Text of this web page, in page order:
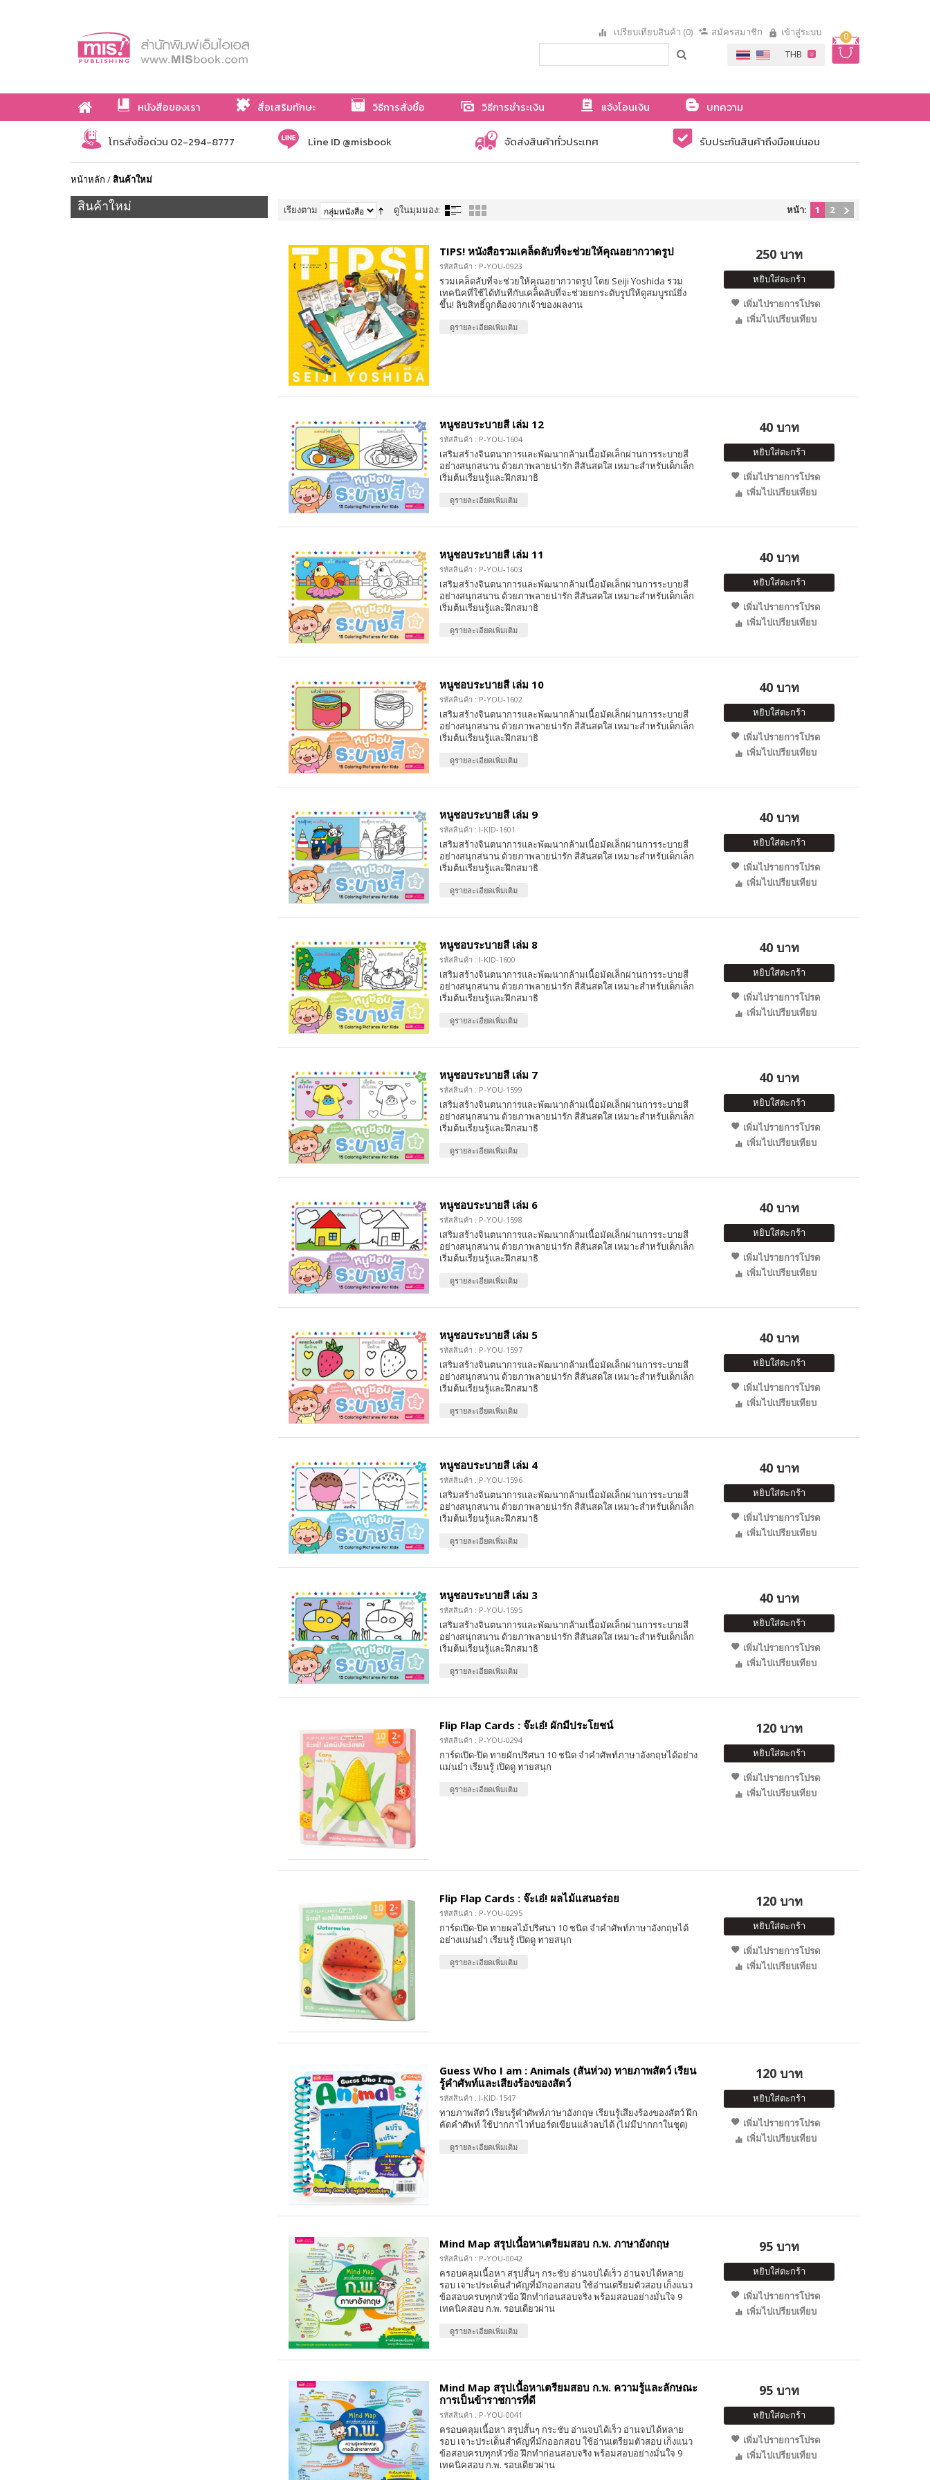
0
เปรียบเทียบสินค้า (0) สมัครสมาชิก เข้าสู่ระบบ
หนังสือของเรา สื่อเสริมทักษะ วิธีการสั่งซื้อ วิธีการชำระเงิน แจ้งโอนเงิน
บทความ
เกี่ยวกับเรา
โทรสั่งซื้อด่วน 02-294-8777 Line ID @misbook จัดส่งสินค้าทั่วประเทศ รับประกันสินค้าถึงมือแน่นอน
หน้าหลัก /สินค้าใหม่
สินค้าใหม่ เรียงตาม ดูในมุมมอง: หน้า: 1 2
TIPS! หนังสือรวมเคล็ดลับที่จะช่วยให้คุณอยากวาดรูป
รหัสสินค้า : P-YOU-0923
รวมเคล็ดลับที่จะช่วยให้คุณอยากวาดรูป โดย Seiji Yoshida รวม
เทคนิคที่ใช้ได้ทันทีกับเคล็ดลับที่จะช่วยยกระดับรูปให้ดูสมบูรณ์ยิ่ง
ขึ้น! ลิขสิทธิ์ถูกต้องจากเจ้าของผลงาน
ดูรายละเอียดเพิ่มเติม
250 บาท
หยิบใส่ตะกร้า
เพิ่มไปรายการโปรด
เพิ่มไปเปรียบเทียบ
หนูชอบระบายสี เล่ม 12
รหัสสินค้า : P-YOU-1604
เสริมสร้างจินตนาการและพัฒนากล้ามเนื้อมัดเล็กผ่านการระบายสี
อย่างสนุกสนาน ด้วยภาพลายน่ารัก สีสันสดใส เหมาะสำหรับเด็กเล็ก
เริ่มต้นเรียนรู้และฝึกสมาธิ
ดูรายละเอียดเพิ่มเติม
40 บาท
หยิบใส่ตะกร้า
เพิ่มไปรายการโปรด
เพิ่มไปเปรียบเทียบ
หนูชอบระบายสี เล่ม 11
รหัสสินค้า : P-YOU-1603
เสริมสร้างจินตนาการและพัฒนากล้ามเนื้อมัดเล็กผ่านการระบายสี
อย่างสนุกสนาน ด้วยภาพลายน่ารัก สีสันสดใส เหมาะสำหรับเด็กเล็ก
เริ่มต้นเรียนรู้และฝึกสมาธิ
ดูรายละเอียดเพิ่มเติม
40 บาท
หยิบใส่ตะกร้า
เพิ่มไปรายการโปรด
เพิ่มไปเปรียบเทียบ
หนูชอบระบายสี เล่ม 10
รหัสสินค้า : P-YOU-1602
เสริมสร้างจินตนาการและพัฒนากล้ามเนื้อมัดเล็กผ่านการระบายสี
อย่างสนุกสนาน ด้วยภาพลายน่ารัก สีสันสดใส เหมาะสำหรับเด็กเล็ก
เริ่มต้นเรียนรู้และฝึกสมาธิ
ดูรายละเอียดเพิ่มเติม
40 บาท
หยิบใส่ตะกร้า
เพิ่มไปรายการโปรด
เพิ่มไปเปรียบเทียบ
หนูชอบระบายสี เล่ม 9
รหัสสินค้า : I-KID-1601
เสริมสร้างจินตนาการและพัฒนากล้ามเนื้อมัดเล็กผ่านการระบายสี
อย่างสนุกสนาน ด้วยภาพลายน่ารัก สีสันสดใส เหมาะสำหรับเด็กเล็ก
เริ่มต้นเรียนรู้และฝึกสมาธิ
ดูรายละเอียดเพิ่มเติม
40 บาท
หยิบใส่ตะกร้า
เพิ่มไปรายการโปรด
เพิ่มไปเปรียบเทียบ
หนูชอบระบายสี เล่ม 8
รหัสสินค้า : I-KID-1600
เสริมสร้างจินตนาการและพัฒนากล้ามเนื้อมัดเล็กผ่านการระบายสี
อย่างสนุกสนาน ด้วยภาพลายน่ารัก สีสันสดใส เหมาะสำหรับเด็กเล็ก
เริ่มต้นเรียนรู้และฝึกสมาธิ
ดูรายละเอียดเพิ่มเติม
40 บาท
หยิบใส่ตะกร้า
เพิ่มไปรายการโปรด
เพิ่มไปเปรียบเทียบ
หนูชอบระบายสี เล่ม 7
รหัสสินค้า : P-YOU-1599
เสริมสร้างจินตนาการและพัฒนากล้ามเนื้อมัดเล็กผ่านการระบายสี
อย่างสนุกสนาน ด้วยภาพลายน่ารัก สีสันสดใส เหมาะสำหรับเด็กเล็ก
เริ่มต้นเรียนรู้และฝึกสมาธิ
ดูรายละเอียดเพิ่มเติม
40 บาท
หยิบใส่ตะกร้า
เพิ่มไปรายการโปรด
เพิ่มไปเปรียบเทียบ
หนูชอบระบายสี เล่ม 6
รหัสสินค้า : P-YOU-1598
เสริมสร้างจินตนาการและพัฒนากล้ามเนื้อมัดเล็กผ่านการระบายสี
อย่างสนุกสนาน ด้วยภาพลายน่ารัก สีสันสดใส เหมาะสำหรับเด็กเล็ก
เริ่มต้นเรียนรู้และฝึกสมาธิ
ดูรายละเอียดเพิ่มเติม
40 บาท
หยิบใส่ตะกร้า
เพิ่มไปรายการโปรด
เพิ่มไปเปรียบเทียบ
หนูชอบระบายสี เล่ม 5
รหัสสินค้า : P-YOU-1597
เสริมสร้างจินตนาการและพัฒนากล้ามเนื้อมัดเล็กผ่านการระบายสี
อย่างสนุกสนาน ด้วยภาพลายน่ารัก สีสันสดใส เหมาะสำหรับเด็กเล็ก
เริ่มต้นเรียนรู้และฝึกสมาธิ
ดูรายละเอียดเพิ่มเติม
40 บาท
หยิบใส่ตะกร้า
เพิ่มไปรายการโปรด
เพิ่มไปเปรียบเทียบ
หนูชอบระบายสี เล่ม 4
รหัสสินค้า : P-YOU-1596
เสริมสร้างจินตนาการและพัฒนากล้ามเนื้อมัดเล็กผ่านการระบายสี
อย่างสนุกสนาน ด้วยภาพลายน่ารัก สีสันสดใส เหมาะสำหรับเด็กเล็ก
เริ่มต้นเรียนรู้และฝึกสมาธิ
ดูรายละเอียดเพิ่มเติม
40 บาท
หยิบใส่ตะกร้า
เพิ่มไปรายการโปรด
เพิ่มไปเปรียบเทียบ
หนูชอบระบายสี เล่ม 3
รหัสสินค้า : P-YOU-1595
เสริมสร้างจินตนาการและพัฒนากล้ามเนื้อมัดเล็กผ่านการระบายสี
อย่างสนุกสนาน ด้วยภาพลายน่ารัก สีสันสดใส เหมาะสำหรับเด็กเล็ก
เริ่มต้นเรียนรู้และฝึกสมาธิ
ดูรายละเอียดเพิ่มเติม
40 บาท
หยิบใส่ตะกร้า
เพิ่มไปรายการโปรด
เพิ่มไปเปรียบเทียบ
Flip Flap Cards : จ๊ะเอ๋! ผักมีประโยชน์
รหัสสินค้า : P-YOU-0294
การ์ดเปิด-ปิด ทายผักปริศนา 10 ชนิด จำคำศัพท์ภาษาอังกฤษได้อย่าง
แม่นยำ เรียนรู้ เปิดดู ทายสนุก
ดูรายละเอียดเพิ่มเติม
120 บาท
หยิบใส่ตะกร้า
เพิ่มไปรายการโปรด
เพิ่มไปเปรียบเทียบ
Flip Flap Cards : จ๊ะเอ๋! ผลไม้แสนอร่อย
รหัสสินค้า : P-YOU-0295
การ์ดเปิด-ปิด ทายผลไม้ปริศนา 10 ชนิด จำคำศัพท์ภาษาอังกฤษได้
อย่างแม่นยำ เรียนรู้ เปิดดู ทายสนุก
ดูรายละเอียดเพิ่มเติม
120 บาท
หยิบใส่ตะกร้า
เพิ่มไปรายการโปรด
เพิ่มไปเปรียบเทียบ
Guess Who I am : Animals (สันห่วง) ทายภาพสัตว์ เรียน
รู้คำศัพท์และเสียงร้องของสัตว์
รหัสสินค้า : I-KID-1547
ทายภาพสัตว์ เรียนรู้คำศัพท์ภาษาอังกฤษ เรียนรู้เสียงร้องของสัตว์ ฝึก
คัดคำศัพท์ ใช้ปากกาไวท์บอร์ดเขียนแล้วลบได้ (ไม่มีปากกาในชุด)
ดูรายละเอียดเพิ่มเติม
120 บาท
หยิบใส่ตะกร้า
เพิ่มไปรายการโปรด
เพิ่มไปเปรียบเทียบ
Mind Map สรุปเนื้อหาเตรียมสอบ ก.พ. ภาษาอังกฤษ
รหัสสินค้า : P-YOU-0042
ครอบคลุมเนื้อหา สรุปสั้นๆ กระชับ อ่านจบได้เร็ว อ่านจบได้หลาย
รอบ เจาะประเด็นสำคัญที่มักออกสอบ ใช้อ่านเตรียมตัวสอบ เก็งแนว
ข้อสอบครบทุกหัวข้อ ฝึกทำก่อนสอบจริง พร้อมสอบอย่างมั่นใจ 9
เทคนิคสอบ ก.พ. รอบเดียวผ่าน
ดูรายละเอียดเพิ่มเติม
95 บาท
หยิบใส่ตะกร้า
เพิ่มไปรายการโปรด
เพิ่มไปเปรียบเทียบ
Mind Map สรุปเนื้อหาเตรียมสอบ ก.พ. ความรู้และลักษณะ
การเป็นข้าราชการที่ดี
รหัสสินค้า : P-YOU-0041
ครอบคลุมเนื้อหา สรุปสั้นๆ กระชับ อ่านจบได้เร็ว อ่านจบได้หลาย
รอบ เจาะประเด็นสำคัญที่มักออกสอบ ใช้อ่านเตรียมตัวสอบ เก็งแนว
ข้อสอบครบทุกหัวข้อ ฝึกทำก่อนสอบจริง พร้อมสอบอย่างมั่นใจ 9
เทคนิคสอบ ก.พ. รอบเดียวผ่าน
95 บาท
หยิบใส่ตะกร้า
เพิ่มไปรายการโปรด
เพิ่มไปเปรียบเทียบ